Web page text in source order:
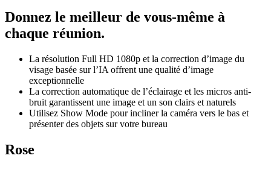
Donnez le meilleur de vous-même à
chaque réunion.
La résolution Full HD 1080p et la correction d’image du
visage basée sur l’IA offrent une qualité d’image
exceptionnelle
La correction automatique de l’éclairage et les micros anti-
bruit garantissent une image et un son clairs et naturels
Utilisez Show Mode pour incliner la caméra vers le bas et
présenter des objets sur votre bureau
Rose